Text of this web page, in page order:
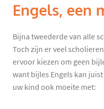
Engels, een
Bijna tweederde van alle
Toch zijn er veel
ervoor kiezen om geen
want bijles Engels kan
uw kind ook moeite met: